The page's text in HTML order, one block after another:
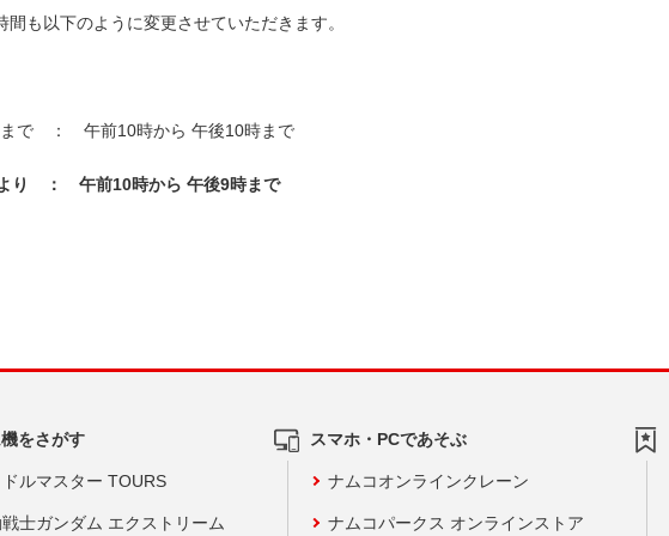
間も以下のように変更させていただきます。
まで ： 午前10時から 午後10時まで
り ： 午前10時から 午後9時まで
をさがす
ルマスター TOURS
士ガンダム エクストリーム
スマホ・PCであそぶ
ナムコオンラインクレーン
ナムコパークス オンラインストア